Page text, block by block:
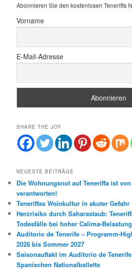
n
Abonnieren Sie den kostenlosen Teneriffa
Vorname
E-Mail-Adresse
SHARE THE JOY
NEUESTE BEITRÄGE
Die Wohnungsnot auf Teneriffa ist
verantworten!
Teneriffas Weinkultur in akuter Gefahr
Herzrisiko durch Saharastaub:
Todesfälle bei hoher Calima-Belastung
Auditorio de Tenerife – Programm-
2026 bis Sommer 2027
Saisonauftakt im Auditorio de
Spanischen Nationalballetts